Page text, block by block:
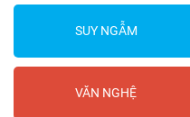
SUY NGẪM
VĂN NGHỆ